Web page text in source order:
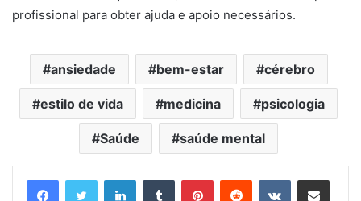
profissional para obter ajuda e apoio necessários.
ansiedade bem-estar cérebro
estilo de vida medicina psicologia
Saúde saúde mental